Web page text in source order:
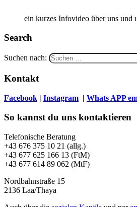
ein kurzes Infovideo über uns und
Search
Suchen nach:
Kontakt
Facebook | Instagram | Whats APP
So kannst du uns kontaktieren
Telefonische Beratung
+43 676 375 10 21 (allg.)
+43 677 625 166 13 (FtM)
+43 677 614 89 062 (MtF)
Nordbahnstraße 15
2136 Laa/Thaya